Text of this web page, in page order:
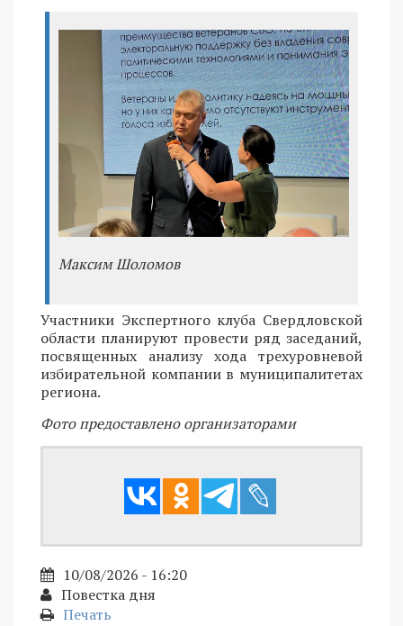
Максим Шоломов
Участники Экспертного клуба Свердловской
области планируют провести ряд заседаний,
посвященных анализу хода трехуровневой
избирательной компании в муниципалитетах
региона.
Фото предоставлено организаторами
10/08/2026 - 16:20
Повестка дня
Печать